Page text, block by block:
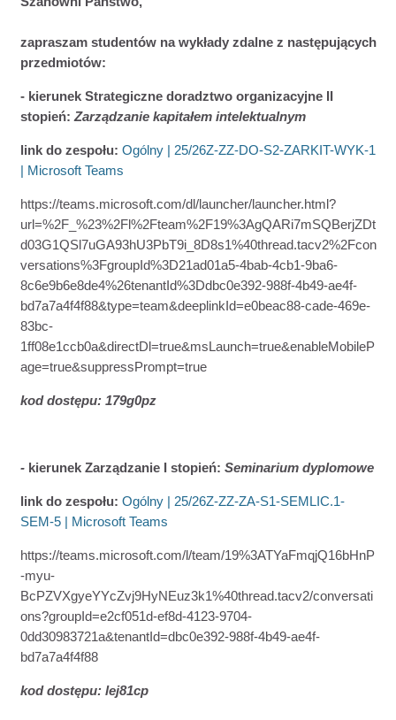
zapraszam studentów na wykłady zdalne z następujących
przedmiotów:
- kierunek Strategiczne doradztwo organizacyjne II
stopień: Zarządzanie kapitałem intelektualnym
link do zespołu: Ogólny | 25/26Z-ZZ-DO-S2-ZARKIT-WYK-1
| Microsoft Teams
https://teams.microsoft.com/dl/launcher/launcher.html?
url=%2F_%23%2Fl%2Fteam%2F19%3AgQARi7mSQBerjZDt
d03G1QSl7uGA93hU3PbT9i_8D8s1%40thread.tacv2%2Fcon
versations%3FgroupId%3D21ad01a5-4bab-4cb1-9ba6-
8c6e9b6e8de4%26tenantId%3Ddbc0e392-988f-4b49-ae4f-
bd7a7a4f4f88&type=team&deeplinkId=e0beac88-cade-469e-
83bc-
1ff08e1ccb0a&directDl=true&msLaunch=true&enableMobileP
age=true&suppressPrompt=true
kod dostępu: 179g0pz
- kierunek Zarządzanie I stopień: Seminarium dyplomowe
link do zespołu: Ogólny | 25/26Z-ZZ-ZA-S1-SEMLIC.1-
SEM-5 | Microsoft Teams
https://teams.microsoft.com/l/team/19%3ATYaFmqjQ16bHnP
-myu-
BcPZVXgyeYYcZvj9HyNEuz3k1%40thread.tacv2/conversati
ons?groupId=e2cf051d-ef8d-4123-9704-
0dd30983721a&tenantId=dbc0e392-988f-4b49-ae4f-
bd7a7a4f4f88
kod dostępu: lej81cp